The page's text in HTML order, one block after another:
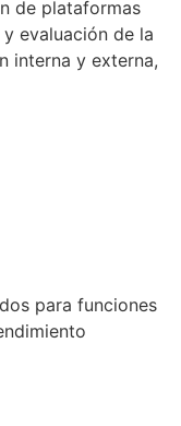
de plataformas
evaluación de la
interna y externa,
para funciones